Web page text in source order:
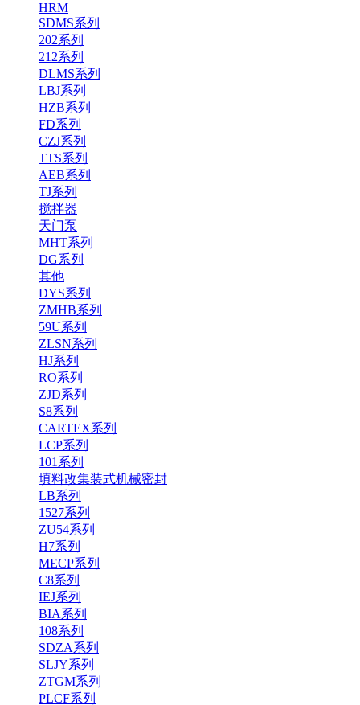
HRM
SDMS系列
202系列
212系列
DLMS系列
LBJ系列
HZB系列
FD系列
CZJ系列
TTS系列
AEB系列
TJ系列
搅拌器
天门泵
MHT系列
DG系列
其他
DYS系列
ZMHB系列
59U系列
ZLSN系列
HJ系列
RO系列
ZJD系列
S8系列
CARTEX系列
LCP系列
101系列
填料改集装式机械密封
LB系列
1527系列
ZU54系列
H7系列
MECP系列
C8系列
IEJ系列
BIA系列
108系列
SDZA系列
SLJY系列
ZTGM系列
PLCF系列